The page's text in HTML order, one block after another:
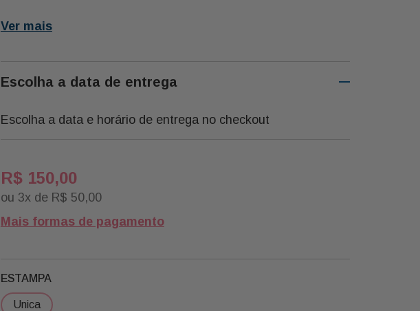
1 Caixa Presente Liso Hayden
Ver mais
Escolha a data de entrega
Escolha a data e horário de entrega no checkout
R$ 150,00
ou 3x de R$ 50,00
Mais formas de pagamento
ESTAMPA
unica